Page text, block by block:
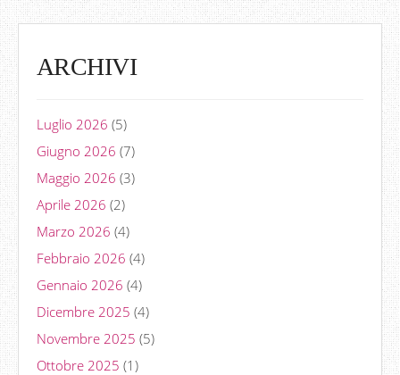
ARCHIVI
Luglio 2026 (5)
Giugno 2026 (7)
Maggio 2026 (3)
Aprile 2026 (2)
Marzo 2026 (4)
Febbraio 2026 (4)
Gennaio 2026 (4)
Dicembre 2025 (4)
Novembre 2025 (5)
Ottobre 2025 (1)